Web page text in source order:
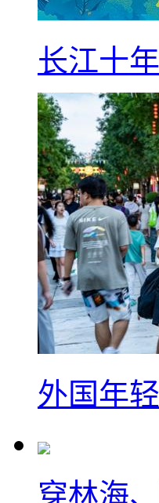
长江十
外国年
穿林海